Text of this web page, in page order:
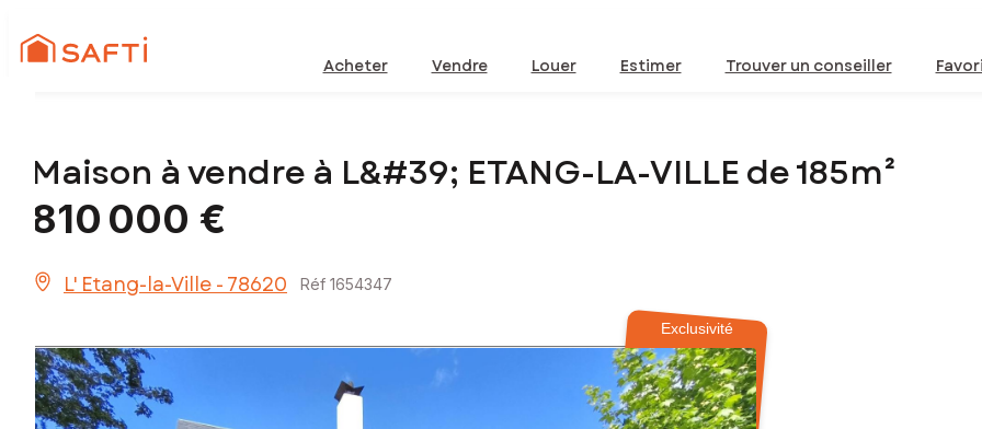
Acheter Vendre Louer Estimer Trouver un conseiller
Maison à vendre à L&#39; ETANG-LA-VILLE de 185m²
810 000 €
L' Etang-la-Ville - 78620 Réf 1654347
Exclusivité